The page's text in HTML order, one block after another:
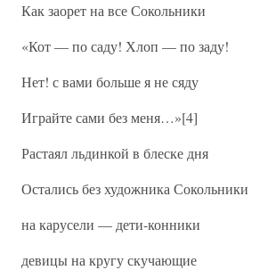
Как заорет на все Сокольники
«Кот — по саду! Хлоп — по заду!
Нет! с вами больше я не сяду
Играйте сами без меня…»[4]
Растаял льдинкой в блеске дня
Остались без художника Сокольники
на карусели — дети-конники
девицы на кругу скучающие